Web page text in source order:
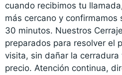
cuando recibimos tu
más cercano y confirmamos
30 minutos. Nuestros
preparados para resolver el
visita, sin dañar la cerradura
precio. Atención continua,